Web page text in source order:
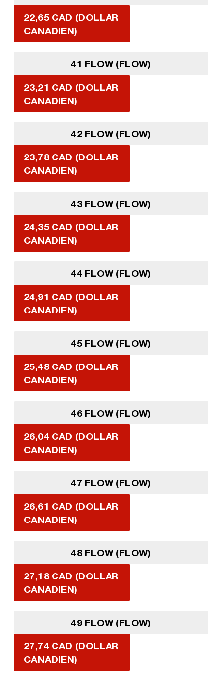
22,65 CAD (DOLLAR
CANADIEN)
41 FLOW (FLOW)
23,21 CAD (DOLLAR
CANADIEN)
42 FLOW (FLOW)
23,78 CAD (DOLLAR
CANADIEN)
43 FLOW (FLOW)
24,35 CAD (DOLLAR
CANADIEN)
44 FLOW (FLOW)
24,91 CAD (DOLLAR
CANADIEN)
45 FLOW (FLOW)
25,48 CAD (DOLLAR
CANADIEN)
46 FLOW (FLOW)
26,04 CAD (DOLLAR
CANADIEN)
47 FLOW (FLOW)
26,61 CAD (DOLLAR
CANADIEN)
48 FLOW (FLOW)
27,18 CAD (DOLLAR
CANADIEN)
49 FLOW (FLOW)
27,74 CAD (DOLLAR
CANADIEN)